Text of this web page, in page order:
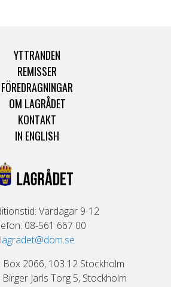
YTTRANDEN
REMISSER
FÖREDRAGNINGAR
OM LAGRÅDET
KONTAKT
IN ENGLISH
Vardagar 9-12
08-561 667 00
lagradet@dom.se
2066, 103 12 Stockholm
Jarls Torg 5, Stockholm